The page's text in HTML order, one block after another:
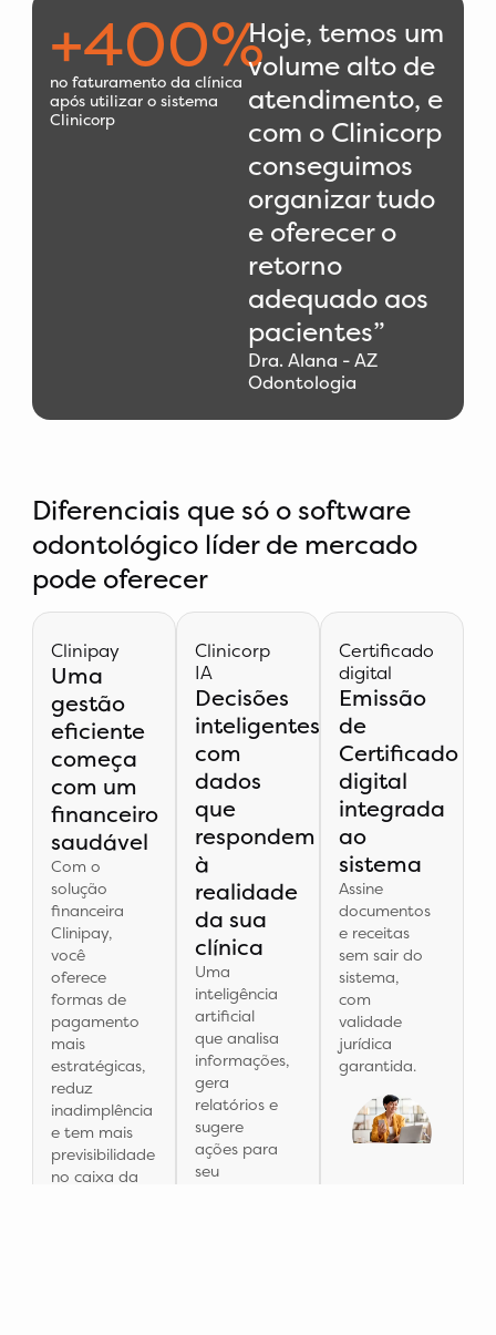
+400%​
no faturamento da clínica
após utilizar o sistema
Clinicorp​
Hoje, temos um
volume alto de
atendimento, e
com o Clinicorp
conseguimos
organizar tudo
e oferecer o
retorno
adequado aos
pacientes”
Dra. Alana - AZ
Odontologia​
Diferenciais que só o software
odontológico líder de mercado
pode oferecer
Clinipay
Uma
gestão
eficiente
começa
com um
financeiro
saudável
Com o
solução
financeira
Clinipay,
você
oferece
formas de
pagamento
mais
estratégicas,
reduz
inadimplência
e tem mais
previsibilidade
no caixa da
Clinicorp
IA
Decisões
inteligentes
com
dados
que
respondem
à
realidade
da sua
clínica
Uma
inteligência
artificial
que analisa
informações,
gera
relatórios e
sugere
ações para
seu
Certificado
digital
Emissão
de
Certificado
digital
integrada
ao
sistema
Assine
documentos
e receitas
sem sair do
sistema,
com
validade
jurídica
garantida.